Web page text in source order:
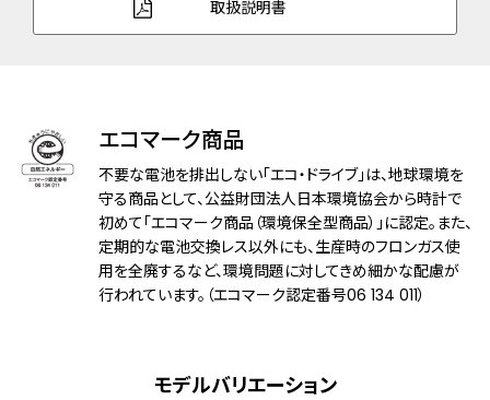
原産国 日本製
メーカー保証
国際保証3年間(購入後1年以内にMY
CITIZENご登録で国内保証5年間)
取扱説明書
エコマーク商品
不要な電池を排出しない「エコ・ドライブ」は、地球環境を
守る商品として、公益財団法人日本環境協会から時計で
初めて「エコマーク商品（環境保全型商品）」に認定。また、
定期的な電池交換レス以外にも、生産時のフロンガス使
用を全廃するなど、環境問題に対してきめ細かな配慮が
行われています。（エコマーク認定番号06 134 011）
モデルバリエーション